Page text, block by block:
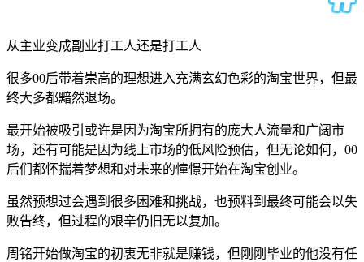
从主业变成副业打工人还是打工人
很多00后带着崇高的理想进入充满玄幻色彩的淘宝世界，但最
终大多都黯然退场。
最开始被吸引或许是因为淘宝所拥有的庞大人流量和广阔市
场，还有可能是因为线上市场的低风险预估，但无论如何，00
后们都怀揣着梦想和对未来的憧憬开始在淘宝创业。
虽然预想过会遇到很多困难和挑战，也预料到最终可能会以失
败告终，但过程的艰辛仍旧无以复加。
周铭开始做淘宝的初衷无非就是赚钱，但刚刚毕业的他没有任